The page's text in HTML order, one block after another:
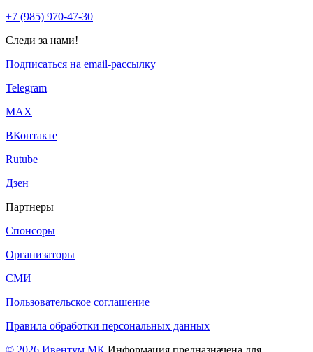
+7 (985) 970-47-30
Следи за нами!
Подписаться на email-рассылку
Telegram
МАХ
ВКонтакте
Rutube
Дзен
Партнеры
Спонсоры
Организаторы
СМИ
Пользовательское соглашение
Правила обработки персональных данных